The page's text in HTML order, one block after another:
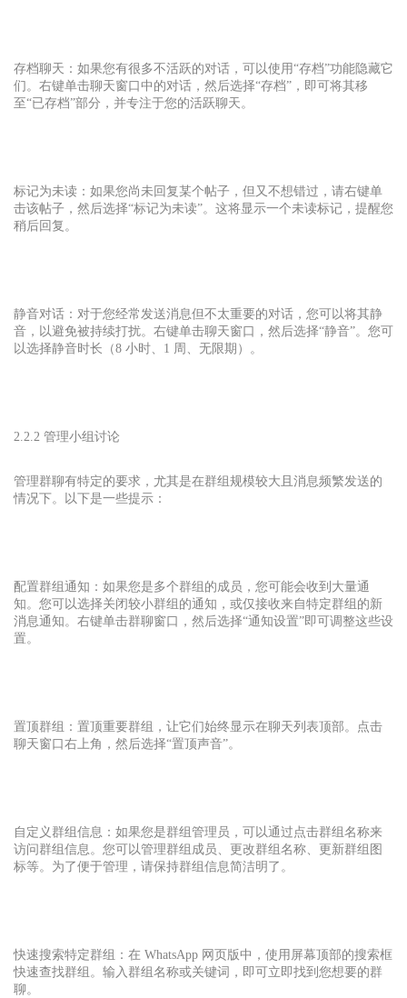
存档聊天：如果您有很多不活跃的对话，可以使用“存档”功能隐藏它
们。右键单击聊天窗口中的对话，然后选择“存档”，即可将其移
至“已存档”部分，并专注于您的活跃聊天。
标记为未读：如果您尚未回复某个帖子，但又不想错过，请右键单
击该帖子，然后选择“标记为未读”。这将显示一个未读标记，提醒您
稍后回复。
静音对话：对于您经常发送消息但不太重要的对话，您可以将其静
音，以避免被持续打扰。右键单击聊天窗口，然后选择“静音”。您可
以选择静音时长（8 小时、1 周、无限期）。
2.2.2 管理小组讨论
管理群聊有特定的要求，尤其是在群组规模较大且消息频繁发送的
情况下。以下是一些提示：
配置群组通知：如果您是多个群组的成员，您可能会收到大量通
知。您可以选择关闭较小群组的通知，或仅接收来自特定群组的新
消息通知。右键单击群聊窗口，然后选择“通知设置”即可调整这些设
置。
置顶群组：置顶重要群组，让它们始终显示在聊天列表顶部。点击
聊天窗口右上角，然后选择“置顶声音”。
自定义群组信息：如果您是群组管理员，可以通过点击群组名称来
访问群组信息。您可以管理群组成员、更改群组名称、更新群组图
标等。为了便于管理，请保持群组信息简洁明了。
快速搜索特定群组：在 WhatsApp 网页版中，使用屏幕顶部的搜索框
快速查找群组。输入群组名称或关键词，即可立即找到您想要的群
聊。